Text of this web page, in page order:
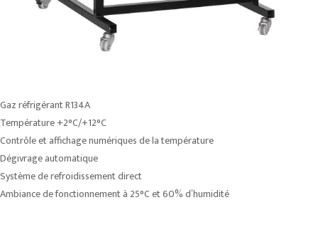
Gaz réfrigérant R134A
Température +2°C/+12°C
Contrôle et affichage numériques de la température
Dégivrage automatique
Système de refroidissement direct
Ambiance de fonctionnement à 25°C et 60% d’humidité